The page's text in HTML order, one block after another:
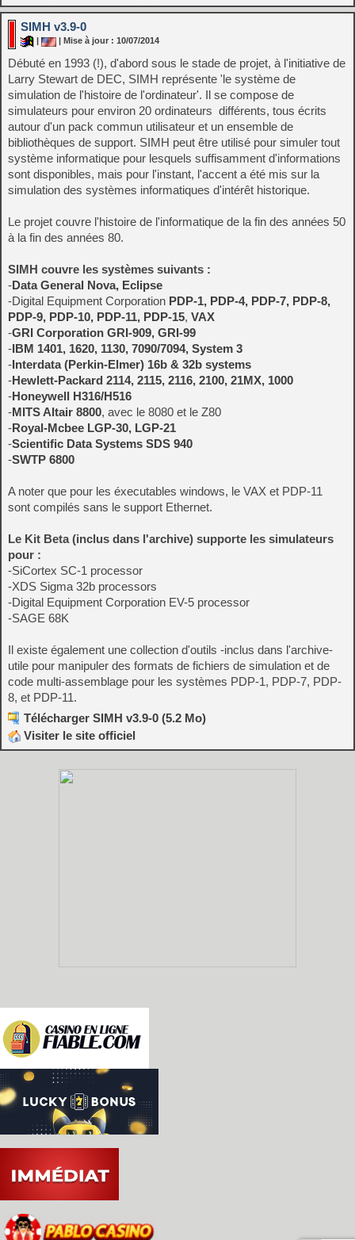
SIMH v3.9-0
| Mise à jour : 10/07/2014
Débuté en 1993 (!), d'abord sous le stade de projet, à l'initiative de
Larry Stewart de DEC, SIMH représente 'le système de
simulation de l'histoire de l'ordinateur'. Il se compose de
simulateurs pour environ 20 ordinateurs différents, tous écrits
autour d'un pack commun utilisateur et un ensemble de
bibliothèques de support. SIMH peut être utilisé pour simuler tout
système informatique pour lesquels suffisamment d'informations
sont disponibles, mais pour l'instant, l'accent a été mis sur la
simulation des systèmes informatiques d'intérêt historique.
Le projet couvre l'histoire de l'informatique de la fin des années 50
à la fin des années 80.
SIMH couvre les systèmes suivants :
-Data General Nova, Eclipse
-Digital Equipment Corporation PDP-1, PDP-4, PDP-7, PDP-8,
PDP-9, PDP-10, PDP-11, PDP-15, VAX
-GRI Corporation GRI-909, GRI-99
-IBM 1401, 1620, 1130, 7090/7094, System 3
-Interdata (Perkin-Elmer) 16b & 32b systems
-Hewlett-Packard 2114, 2115, 2116, 2100, 21MX, 1000
-Honeywell H316/H516
-MITS Altair 8800, avec le 8080 et le Z80
-Royal-Mcbee LGP-30, LGP-21
-Scientific Data Systems SDS 940
-SWTP 6800
A noter que pour les éxecutables windows, le VAX et PDP-11
sont compilés sans le support Ethernet.
Le Kit Beta (inclus dans l'archive) supporte les simulateurs
pour :
-SiCortex SC-1 processor
-XDS Sigma 32b processors
-Digital Equipment Corporation EV-5 processor
-SAGE 68K
Il existe également une collection d'outils -inclus dans l'archive-
utile pour manipuler des formats de fichiers de simulation et de
code multi-assemblage pour les systèmes PDP-1, PDP-7, PDP-
8, et PDP-11.
Télécharger SIMH v3.9-0 (5.2 Mo)
Visiter le site officiel